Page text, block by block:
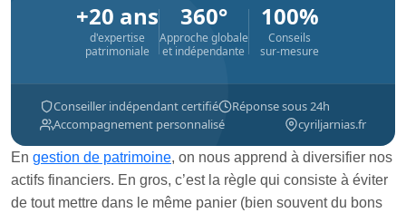
+20 ans
d'expertise
patrimoniale
360°
Approche globale
et indépendante
100%
Conseils
sur-mesure
Conseiller indépendant certifié
Réponse sous 24h
Accompagnement personnalisé
cyriljarnias.fr
En gestion de patrimoine, on nous apprend à diversifier nos
actifs financiers. En gros, c’est la règle qui consiste à éviter
de tout mettre dans le même panier (bien souvent du bons